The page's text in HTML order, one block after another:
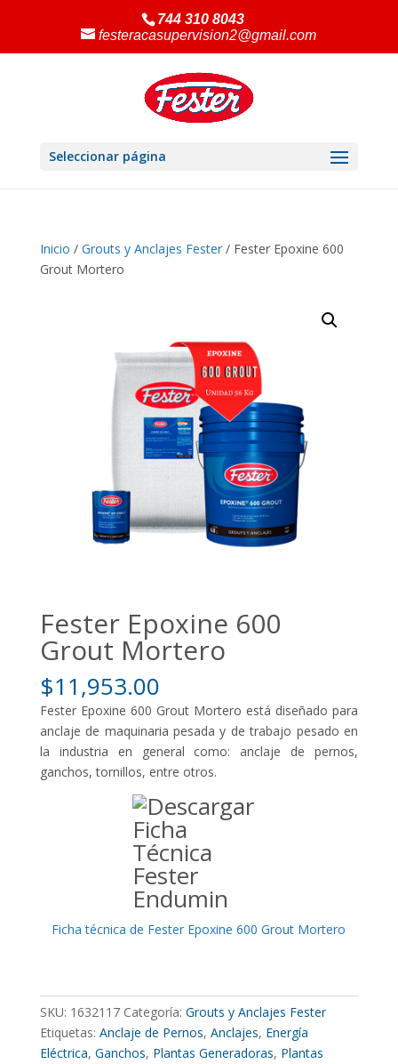
744 310 8043
festeracasupervision2@gmail.com
Seleccionar página
Inicio / Grouts y Anclajes Fester/ Fester Epoxine 600
Grout Mortero
Fester Epoxine 600
Grout Mortero
$11,953.00
Fester Epoxine 600 Grout Mortero está diseñado para
anclaje de maquinaria pesada y de trabajo pesado en
la industria en general como: anclaje de pernos,
ganchos, tornillos, entre otros.
Ficha técnica de Fester Epoxine 600 Grout Mortero
SKU: 1632117 Categoría: Grouts y Anclajes Fester
Etiquetas: Anclaje de Pernos, Anclajes, Energía
Eléctrica, Ganchos, Plantas Generadoras, Plantas